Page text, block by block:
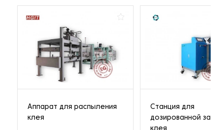
Аппарат для распыления
клея
Станция для
дозированной
клея